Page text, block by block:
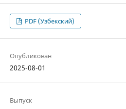
PDF (Узбекский)
Опубликован
2025-08-01
Выпуск